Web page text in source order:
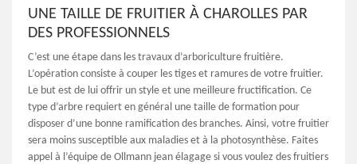
UNE TAILLE DE FRUITIER À CHAROLLES PAR
DES PROFESSIONNELS
C’est une étape dans les travaux d’arboriculture fruitière.
L’opération consiste à couper les tiges et ramures de votre fruitier.
Le but est de lui offrir un style et une meilleure fructification. Ce
type d’arbre requiert en général une taille de formation pour
disposer d’une bonne ramification des branches. Ainsi, votre fruitier
sera moins susceptible aux maladies et à la photosynthèse. Faites
appel à l’équipe de Ollmann jean élagage si vous voulez des fruitiers